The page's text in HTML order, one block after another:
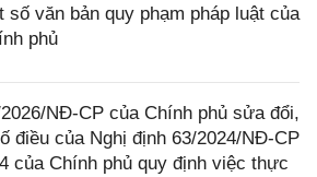
số văn bản quy phạm pháp luật của
phủ
NĐ-CP của Chính phủ sửa đổi,
điều của Nghị định 63/2024/NĐ-CP
của Chính phủ quy định việc thực